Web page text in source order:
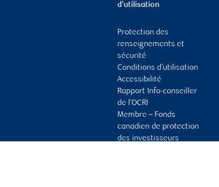
d’utilisation
Protection des
renseignements et
sécurité
Conditions d’utilisation
Accessibilité
Rapport Info-conseiller
de l’OCRI
Membre – Fonds
canadien de protection
des investisseurs